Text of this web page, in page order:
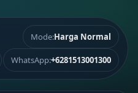
Mode:Harga Normal
WhatsApp:+6281513001300